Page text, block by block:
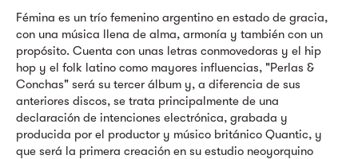
Fémina es un trío femenino argentino en estado de gracia,
con una música llena de alma, armonía y también con un
propósito. Cuenta con unas letras conmovedoras y el hip
hop y el folk latino como mayores influencias, "Perlas &
Conchas" será su tercer álbum y, a diferencia de sus
anteriores discos, se trata principalmente de una
declaración de intenciones electrónica, grabada y
producida por el productor y músico británico Quantic, y
que será la primera creación en su estudio neoyorquino